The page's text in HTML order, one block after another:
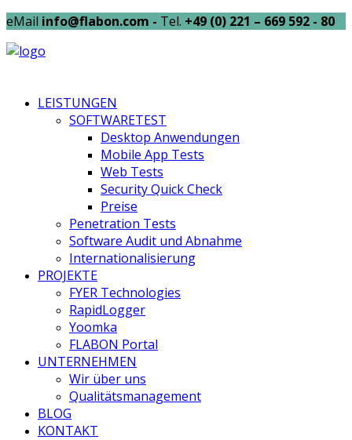
eMail info@flabon.com - Tel. +49 (0) 221 – 669 592 - 80
LEISTUNGEN
SOFTWARETEST
Desktop Anwendungen
Mobile App Tests
Web Tests
Security Quick Check
Preise
Penetration Tests
Software Audit und Abnahme
Internationalisierung
PROJEKTE
FYER Technologies
RapidLogger
Yoomka
FLABON Portal
UNTERNEHMEN
Wir über uns
Qualitätsmanagement
BLOG
KONTAKT